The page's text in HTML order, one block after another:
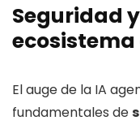
Seguridad
ecosistema
El auge de la IA
fundamentales de